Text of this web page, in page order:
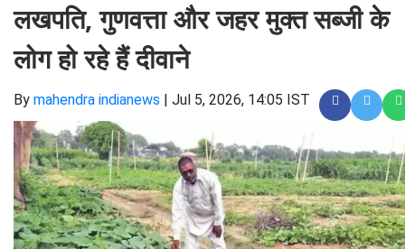
लखपति, गुणवत्ता और जहर मुक्त सब्जी के
लोग हो रहे हैं दीवाने
By mahendra indianews | Jul 5, 2026, 14:05 IST